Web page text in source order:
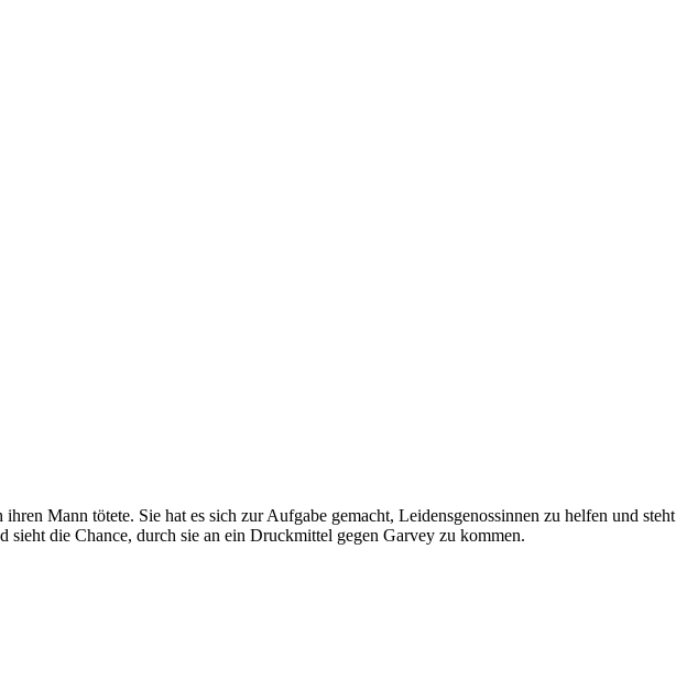
Mann tötete. Sie hat es sich zur Aufgabe gemacht, Leidensgenossinnen zu helfen und steht
die Chance, durch sie an ein Druckmittel gegen Garvey zu kommen.